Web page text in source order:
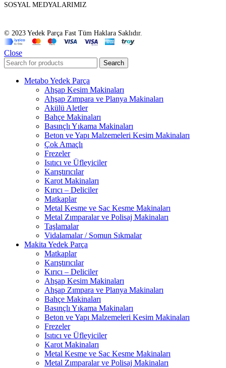
SOSYAL MEDYALARIMIZ
© 2023 Yedek Parça Fast Tüm Haklara Saklıdır.
Close
Search
Metabo Yedek Parça
Ahşap Kesim Makinaları
Ahşap Zımpara ve Planya Makinaları
Akülü Aletler
Bahçe Makinaları
Basınçlı Yıkama Makinaları
Beton ve Yapı Malzemeleri Kesim Makinaları
Çok Amaçlı
Frezeler
Isıtıcı ve Üfleyiciler
Karıştırıcılar
Karot Makinaları
Kırıcı – Deliciler
Matkaplar
Metal Kesme ve Sac Kesme Makinaları
Metal Zımparalar ve Polisaj Makinaları
Taşlamalar
Vidalamalar / Somun Sıkmalar
Makita Yedek Parça
Matkaplar
Karıştırıcılar
Kırıcı – Deliciler
Ahşap Kesim Makinaları
Ahşap Zımpara ve Planya Makinaları
Bahçe Makinaları
Basınçlı Yıkama Makinaları
Beton ve Yapı Malzemeleri Kesim Makinaları
Frezeler
Isıtıcı ve Üfleyiciler
Karot Makinaları
Metal Kesme ve Sac Kesme Makinaları
Metal Zımparalar ve Polisaj Makinaları